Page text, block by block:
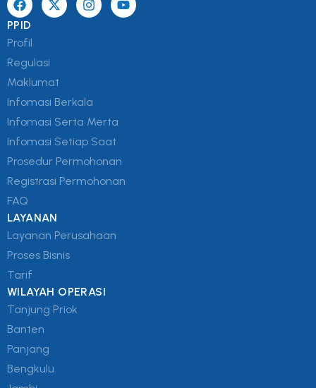
PPID
Profil
Regulasi
Maklumat
Infomasi Berkala
Infomasi Serta Merta
Infomasi Setiap Saat
Prosedur Permohonan
Registrasi Permohonan
FAQ
LAYANAN
Layanan Perusahaan
Proses Bisnis
Tarif
WILAYAH OPERASI
Tanjung Priok
Banten
Panjang
Bengkulu